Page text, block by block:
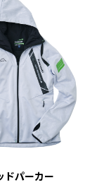
ドパーカー